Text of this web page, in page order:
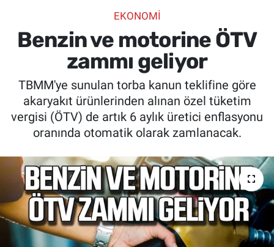
EKONOMİ
Benzin ve motorine ÖTV
zammı geliyor
TBMM'ye sunulan torba kanun teklifine göre
akaryakıt ürünlerinden alınan özel tüketim
vergisi (ÖTV) de artık 6 aylık üretici enflasyonu
oranında otomatik olarak zamlanacak.
SAĞLIK